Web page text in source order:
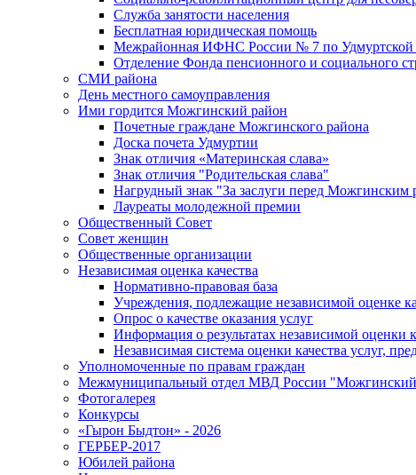
Служба занятости населения
Бесплатная юридическая помощь
Межрайонная ИФНС России № 7 по Удмуртской
Отделение Фонда пенсионного и социального
СМИ района
День местного самоуправления
Ими гордится Можгинский район
Почетные граждане Можгинского района
Доска почета Удмуртии
Знак отличия «Материнская слава»
Знак отличия "Родительская слава"
Нагрудный знак "За заслуги перед Можгинским
Лауреаты молодежной премии
Общественный Совет
Совет женщин
Общественные организации
Независимая оценка качества
Нормативно-правовая база
Учреждения, подлежащие независимой оценке
Опрос о качестве оказания услуг
Информация о результатах независимой оценки
Независимая система оценки качества услуг,
Уполномоченные по правам граждан
Межмуниципальный отдел МВД России
Фотогалерея
Конкурсы
«Гырон Быдтон» - 2026
ГЕРБЕР-2017
Юбилей района